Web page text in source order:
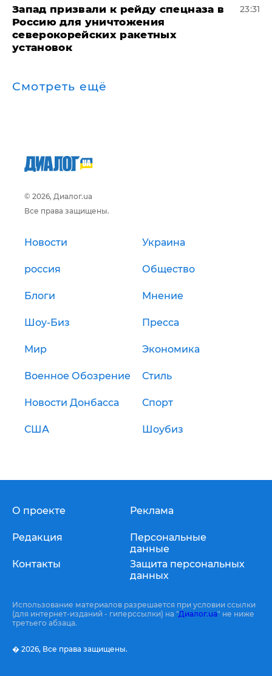
Запад призвали к рейду спецназа в
Россию для уничтожения
северокорейских ракетных
установок
23:31
Смотреть ещё
© 2026, Диалог.ua
Все права защищены.
Новости Украина
россия Общество
Блоги Мнение
Шоу-Биз Пресса
Мир Экономика
Военное Обозрение Стиль
Новости Донбасса Спорт
США Шоубиз
О проекте
Редакция
Контакты
Реклама
Персональные
данные
Защита персональных
данных
Использование материалов разрешается при условии ссылки
(для интернет-изданий - гиперссылки) на "Диалог.ua" не ниже
третьего абзаца.
� 2026, Все права защищены.